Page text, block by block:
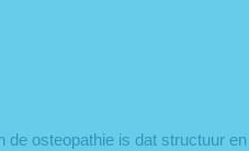
de osteopathie is dat structuur en